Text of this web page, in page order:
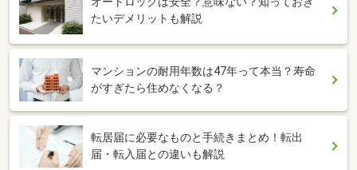
たいデメリットも解説
マンションの耐用年数は47年って本当？寿命
がすぎたら住めなくなる？
転居届に必要なものと手続きまとめ！転出
届・転入届との違いも解説